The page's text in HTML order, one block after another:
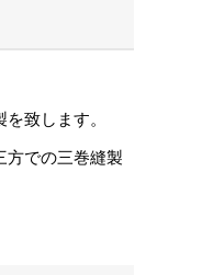
致します。
方での三巻縫製